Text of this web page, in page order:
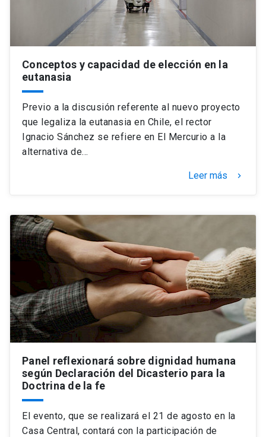
Conceptos y capacidad de elección en la
eutanasia
Previo a la discusión referente al nuevo proyecto
que legaliza la eutanasia en Chile, el rector
Ignacio Sánchez se refiere en El Mercurio a la
alternativa de…
Leer más keyboard_arrow_right
Panel reflexionará sobre dignidad humana
según Declaración del Dicasterio para la
Doctrina de la fe
El evento, que se realizará el 21 de agosto en la
Casa Central, contará con la participación de